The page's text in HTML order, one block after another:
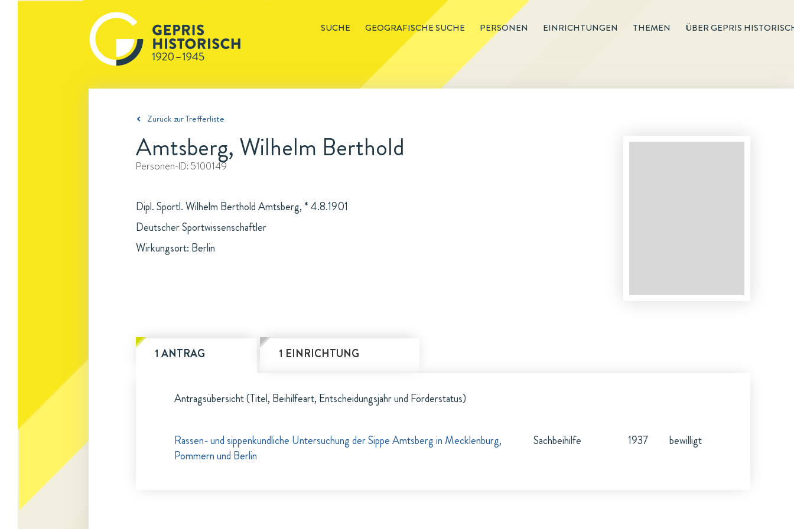
SUCHE GEOGRAFISCHE SUCHE PERSONEN EINRICHTUNGEN THEMEN ÜBER GEPRIS
Zurück zur Trefferliste
Amtsberg, Wilhelm Berthold
Personen-ID: 5100149
Dipl. Sportl. Wilhelm Berthold Amtsberg, * 4.8.1901
Deutscher Sportwissenschaftler
Wirkungsort: Berlin
1 ANTRAG 1 EINRICHTUNG
Antragsübersicht (Titel, Beihilfeart, Entscheidungsjahr und Förderstatus)
Rassen- und sippenkundliche Untersuchung der Sippe Amtsberg in Mecklenburg,
Pommern und Berlin
Sachbeihilfe 1937 bewilligt